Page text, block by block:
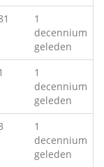
1
decennium
geleden
1
decennium
geleden
1
decennium
geleden